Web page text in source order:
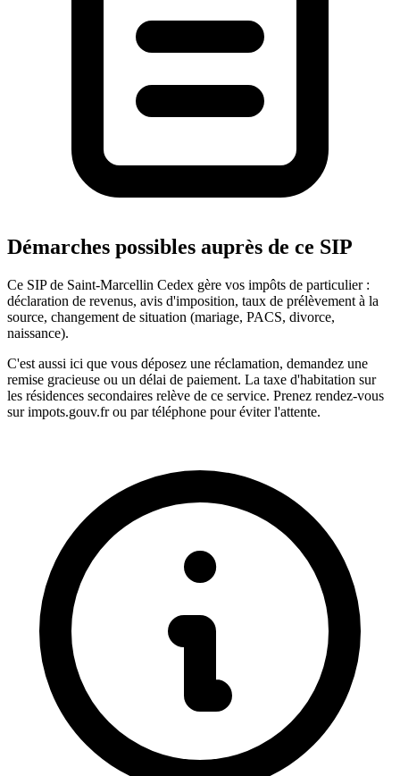
Démarches possibles auprès de ce SIP
Ce SIP de Saint-Marcellin Cedex gère vos impôts de particulier :
déclaration de revenus, avis d'imposition, taux de prélèvement à la
source, changement de situation (mariage, PACS, divorce,
naissance).
C'est aussi ici que vous déposez une réclamation, demandez une
remise gracieuse ou un délai de paiement. La taxe d'habitation sur
les résidences secondaires relève de ce service. Prenez rendez-vous
sur impots.gouv.fr ou par téléphone pour éviter l'attente.